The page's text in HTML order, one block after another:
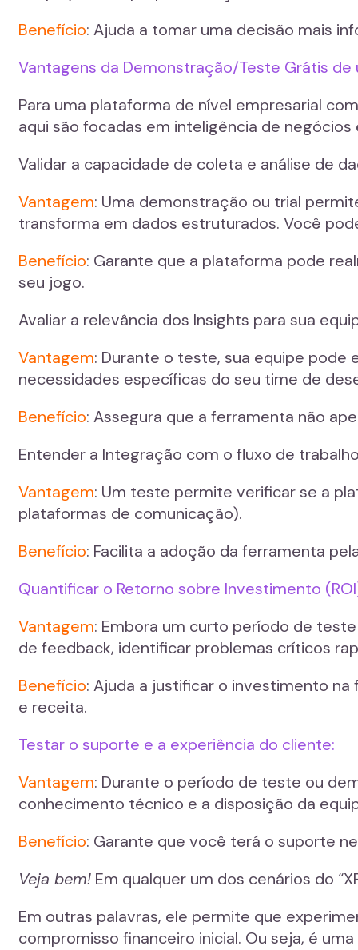
Benefício: Ajuda a tomar uma decisão mais
Vantagens da Demonstração/Teste Grátis de
Para uma plataforma de nível empresarial
aqui são focadas em inteligência de
Validar a capacidade de coleta e análise de
Vantagem: Uma demonstração ou trial
transforma em dados estruturados. Você
Benefício: Garante que a plataforma pode
seu jogo.
Avaliar a relevância dos Insights para sua
Vantagem: Durante o teste, sua equipe pode
necessidades específicas do seu time de
Benefício: Assegura que a ferramenta não
Entender a Integração com o fluxo de
Vantagem: Um teste permite verificar se a
plataformas de comunicação).
Benefício: Facilita a adoção da ferramenta
Quantificar o Retorno sobre Investimento
Vantagem: Embora um curto período de
de feedback, identificar problemas críticos
Benefício: Ajuda a justificar o investimento
e receita.
Testar o suporte e a experiência do cliente:
Vantagem: Durante o período de teste ou
conhecimento técnico e a disposição da
Benefício: Garante que você terá o suporte
Veja bem! Em qualquer um dos cenários do
Em outras palavras, ele permite que
compromisso financeiro inicial. Ou seja, é